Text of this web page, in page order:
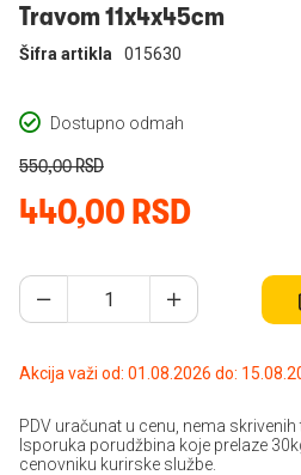
Travom 11x4x45cm
Dostupno odmah
Šifra artikla 015630
440,00 RSD
550,00 RSD
Akcija važi od: 01.08.2026 do:
PDV uračunat u cenu, nema skrivenih
Isporuka porudžbina koje prelaze
cenovniku kurirske službe.